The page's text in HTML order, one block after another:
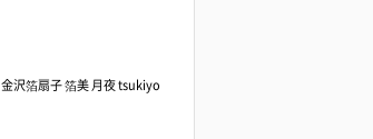
金沢箔扇子 箔美 月夜 tsukiyo